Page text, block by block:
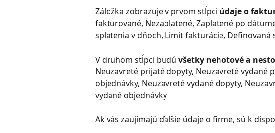
Záložka zobrazuje v prvom stĺpci údaje o
fakturované, Nezaplatené, Zaplatené po
splatenia v dňoch, Limit fakturácie, Definovaná
V druhom stĺpci budú všetky nehotové a
Neuzavreté prijaté dopyty, Neuzavreté vydané
objednávky, Neuzavreté vydané dopyty,
vydané objednávky
Ak vás zaujímajú ďalšie údaje o firme, sú k